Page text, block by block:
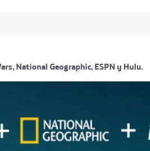
National Geographic, ESPN y Hulu.